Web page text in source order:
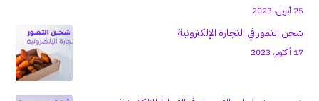
25 أبريل، 2023
شحن التمور في التجارة الإلكترونية
17 أكتوبر، 2023